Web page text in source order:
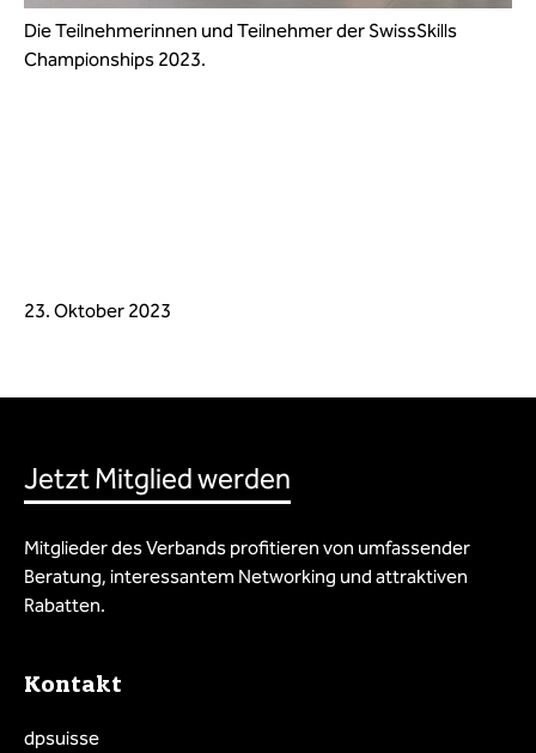
Die Teilnehmerinnen und Teilnehmer der SwissSkills
Championships 2023.
23. Oktober 2023
Jetzt Mitglied werden
Mitglieder des Verbands profitieren von umfassender
Beratung, interessantem Networking und attraktiven
Rabatten.
Kontakt
dpsuisse